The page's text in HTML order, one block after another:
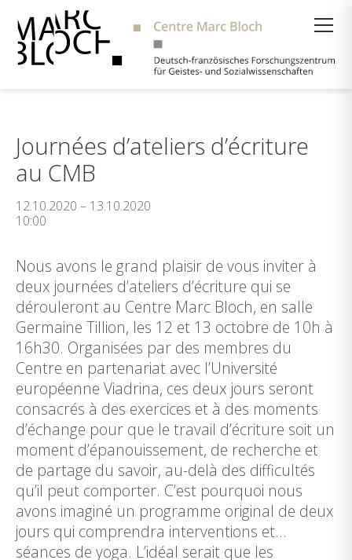
Journées d’ateliers d’écriture
au CMB
12.10.2020 – 13.10.2020
10:00
Nous avons le grand plaisir de vous inviter à
deux journées d’ateliers d’écriture qui se
dérouleront au Centre Marc Bloch, en salle
Germaine Tillion, les 12 et 13 octobre de 10h à
16h30. Organisées par des membres du
Centre en partenariat avec l’Université
européenne Viadrina, ces deux jours seront
consacrés à des exercices et à des moments
d’échange pour que le travail d’écriture soit un
moment d’épanouissement, de recherche et
de partage du savoir, au-delà des difficultés
qu’il peut comporter. C’est pourquoi nous
avons imaginé un programme original de deux
jours qui comprendra interventions et…
séances de yoga. L’idéal serait que les